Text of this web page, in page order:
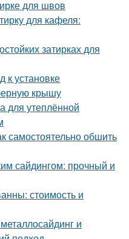
для швов
для кафеля:
затирках для
установке
крышу
для утеплённой
самостоятельно обшить
сайдингом: прочный и
стоимость и
и